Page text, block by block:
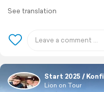
See translation
Start 2025 / Konfi
Lion on Tour